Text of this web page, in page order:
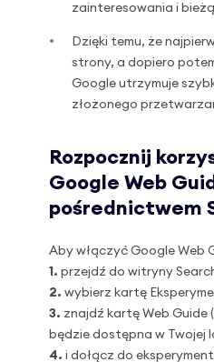
zainteresowania i
Dzięki temu, że
strony, a dopiero
Google utrzymuje
złożonego
Rozpocznij
Google Web
pośrednictwem
Aby włączyć Google Web
1. przejdź do witryny
2. wybierz kartę
3. znajdź kartę Web Guide
będzie dostępna w Twojej
4. i dołącz do